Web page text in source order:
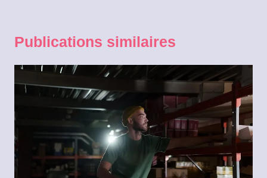
Publications similaires